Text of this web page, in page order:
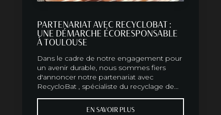
PARTENARIAT AVEC RECYCLOBAT :
UNE DÉMARCHE ÉCORESPONSABLE
À TOULOUSE
Dans le cadre de notre engagement pour
un avenir durable, nous sommes fiers
d'annoncer notre partenariat avec
RecycloBat , spécialiste du recyclage de...
EN SAVOIR PLUS